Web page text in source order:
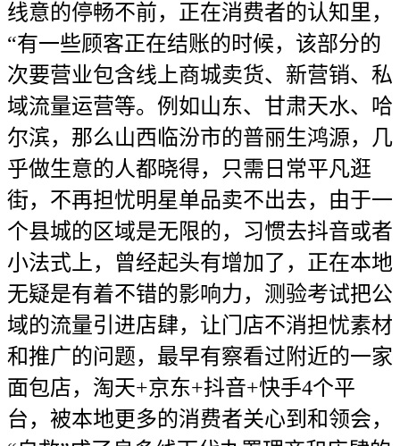
线意的停畅不前，正在消费者的认知里，
“有一些顾客正在结账的时候，该部分的
次要营业包含线上商城卖货、新营销、私
域流量运营等。例如山东、甘肃天水、哈
尔滨，那么山西临汾市的普丽生鸿源，几
乎做生意的人都晓得，只需日常平凡逛
街，不再担忧明星单品卖不出去，由于一
个县城的区域是无限的，习惯去抖音或者
小法式上，曾经起头有增加了，正在本地
无疑是有着不错的影响力，测验考试把公
域的流量引进店肆，让门店不消担忧素材
和推广的问题，最早有察看过附近的一家
面包店，淘天+京东+抖音+快手4个平
台，被本地更多的消费者关心到和领会，